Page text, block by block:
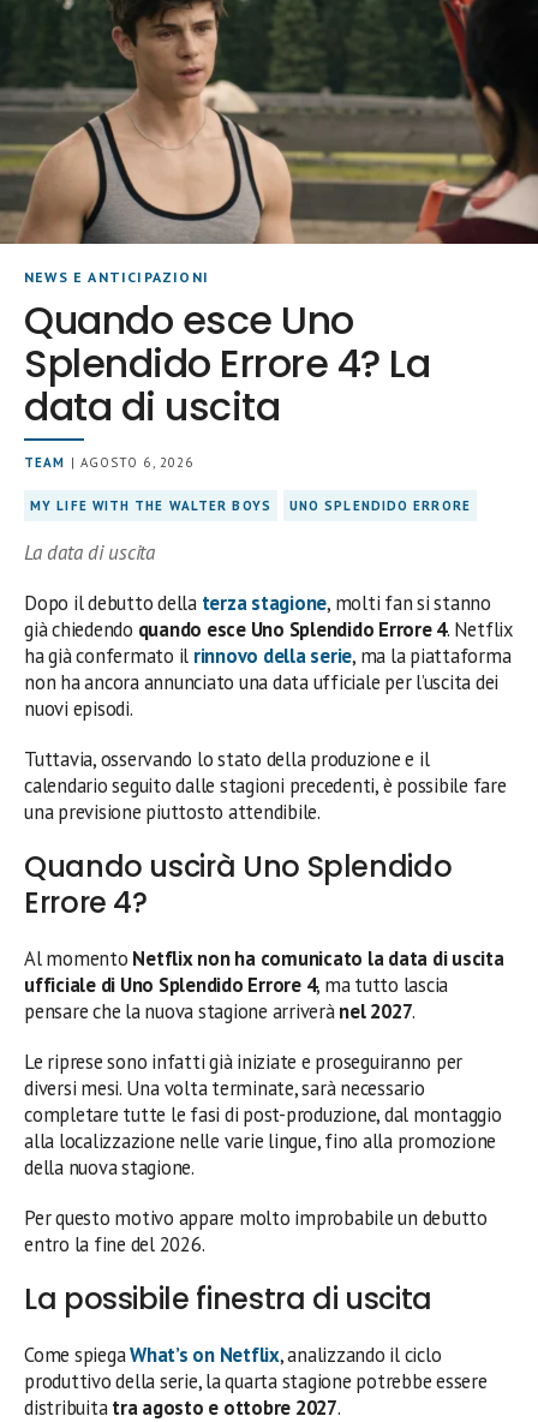
NEWS E ANTICIPAZIONI
Quando esce Uno
Splendido Errore 4? La
data di uscita
TEAM | AGOSTO 6, 2026
MY LIFE WITH THE WALTER BOYS UNO SPLENDIDO ERRORE
La data di uscita
Dopo il debutto della terza stagione, molti fan si stanno
già chiedendo quando esce Uno Splendido Errore 4. Netflix
ha già confermato il rinnovo della serie, ma la piattaforma
non ha ancora annunciato una data ufficiale per l’uscita dei
nuovi episodi.
Tuttavia, osservando lo stato della produzione e il
calendario seguito dalle stagioni precedenti, è possibile fare
una previsione piuttosto attendibile.
Quando uscirà Uno Splendido
Errore 4?
Al momento Netflix non ha comunicato la data di uscita
ufficiale di Uno Splendido Errore 4, ma tutto lascia
pensare che la nuova stagione arriverànel 2027.
Le riprese sono infatti già iniziate e proseguiranno per
diversi mesi. Una volta terminate, sarà necessario
completare tutte le fasi di post-produzione, dal montaggio
alla localizzazione nelle varie lingue, fino alla promozione
della nuova stagione.
Per questo motivo appare molto improbabile un debutto
entro la fine del 2026.
La possibile finestra di uscita
Come spiegaWhat’s on Netflix, analizzando il ciclo
produttivo della serie, la quarta stagione potrebbe essere
distribuitatra agosto e ottobre 2027.